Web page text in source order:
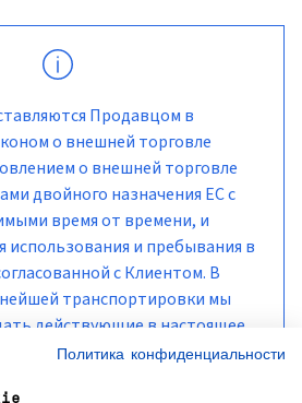
Продавцом в
о внешней торговле
о внешней торговле
двойного назначения ЕС с
время от времени, и
использования и пребывания в
с Клиентом. В
транспортировки мы
действующие в настоящее
и санкции.Политика конфиденциальности